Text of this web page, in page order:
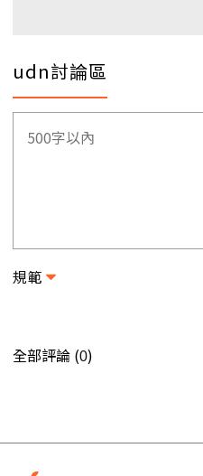
udn討論區
規範
全部評論 (0)